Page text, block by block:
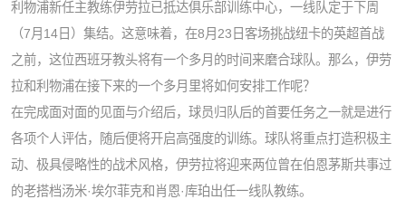
利物浦新任主教练伊劳拉已抵达俱乐部训练中心，一线队定于下周
（7月14日）集结。这意味着，在8月23日客场挑战纽卡的英超首战
之前，这位西班牙教头将有一个多月的时间来磨合球队。那么，伊劳
拉和利物浦在接下来的一个多月里将如何安排工作呢？
在完成面对面的见面与介绍后，球员归队后的首要任务之一就是进行
各项个人评估，随后便将开启高强度的训练。 球队将重点打造积极主
动、极具侵略性的战术风格，伊劳拉将迎来两位曾在伯恩茅斯共事过
的老搭档汤米·埃尔菲克和肖恩·库珀出任一线队教练。